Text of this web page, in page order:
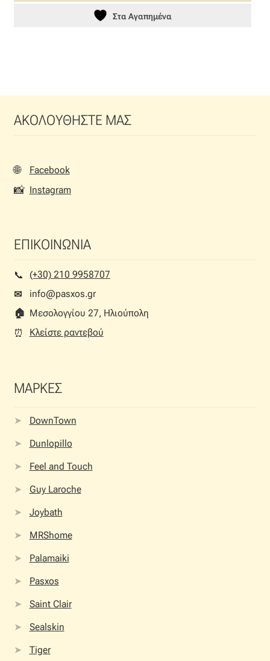
Στα Αγαπημένα
ΑΚΟΛΟΥΘΗΣΤΕ ΜΑΣ
🌐 Facebook
📸 Instagram
ΕΠΙΚΟΙΝΩΝΙΑ
📞︎
(+30) 210 9958707
✉
info@pasxos.gr
🏠︎ Μεσολογγίου 27, Ηλιούπολη
⏰︎
Κλείστε ραντεβού
ΜΑΡΚΕΣ
DownTown
Dunlopillo
Feel and Touch
Guy Laroche
Joybath
MRShome
Palamaiki
Pasxos
Saint Clair
Sealskin
Tiger